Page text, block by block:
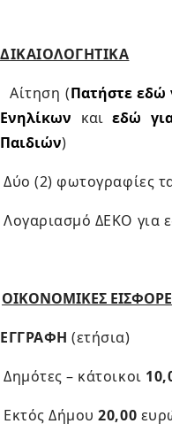
ΔΙΚΑΙΟΛΟΓΗΤΙΚΑ
Αίτηση (Πατήστε εδώ
Ενηλίκων καιεδώ
Παιδιών)
Δύο (2) φωτογραφίες
Λογαριασμό ΔΕΚΟ για
ΟΙΚΟΝΟΜΙΚΕΣ
ΕΓΓΡΑΦΗ(ετήσια)
Δημότες – κάτοικοι
Εκτός Δήμου20,00